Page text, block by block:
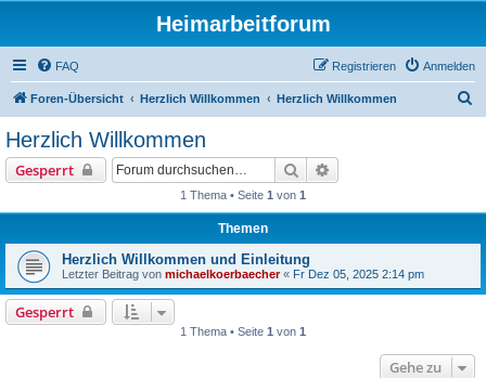
Heimarbeitforum
FAQ Anmelden
Registrieren
Foren-Übersicht Herzlich Willkommen Herzlich Willkommen
Herzlich Willkommen
Gesperrt Suche
1 Thema • Seite 1 von 1
Themen
Herzlich Willkommen und Einleitung
Letzter Beitrag von michaelkoerbaecher« Fr Dez 05, 2025 2:14 pm
Gesperrt
1 Thema • Seite 1 von 1
Gehe zu